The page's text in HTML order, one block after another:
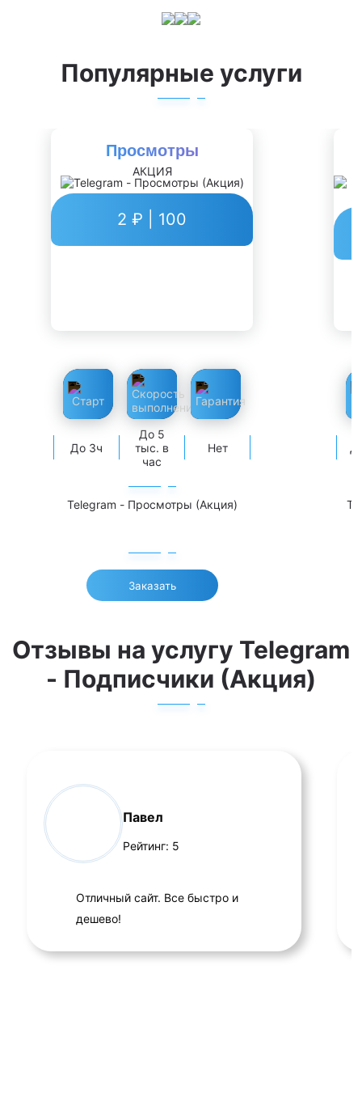
Популярные услуги
Просмотры
АКЦИЯ
2 ₽ | 100
До 3ч
До 5
тыс. в
час
Нет
Telegram - Просмотры (Акция)
Заказать
Отзывы на услугу Telegram
- Подписчики (Акция)
Павел
Рейтинг: 5
Отличный сайт. Все быстро и
дешево!